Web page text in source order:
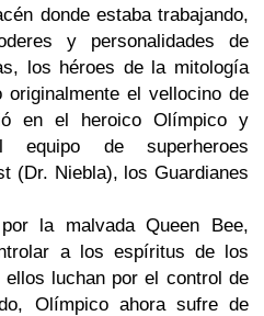
donde estaba trabajando,
y personalidades de
los héroes de la mitología
originalmente el vellocino de
en el heroico Olímpico y
de superheroes
(Dr. Niebla), los Guardianes
la malvada Queen Bee,
a los espíritus de los
luchan por el control de
Olímpico ahora sufre de